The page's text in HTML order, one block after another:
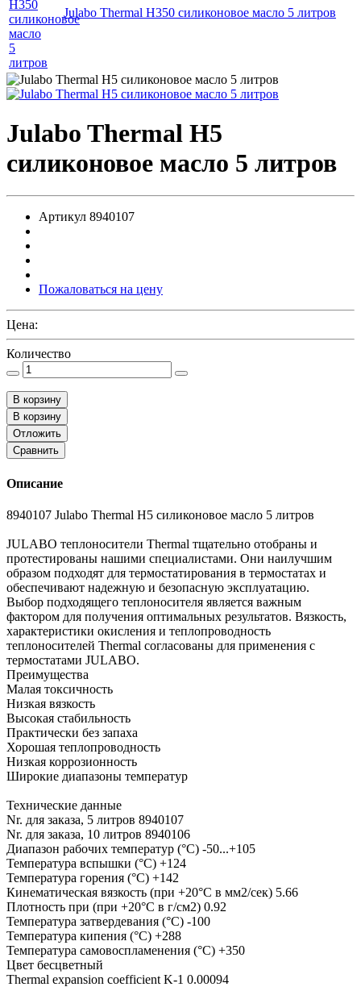
Julabo Thermal H350 силиконовое масло 5 литров
Julabo Thermal H5
силиконовое масло 5 литров
Артикул 8940107
Пожаловаться на цену
Цена:
Количество
В корзину
В корзину
Отложить
Сравнить
Описание
8940107 Julabo Thermal H5 силиконовое масло 5 литров
JULABO теплоносители Thermal тщательно отобраны и
протестированы нашими специалистами. Они наилучшим
образом подходят для термостатирования в термостатах и
обеспечивают надежную и безопасную эксплуатацию.
Выбор подходящего теплоносителя является важным
фактором для получения оптимальных результатов. Вязкость,
характеристики окисления и теплопроводность
теплоносителей Thermal согласованы для применения с
термостатами JULABO.
Преимущества
Малая токсичность
Низкая вязкость
Высокая стабильность
Практически без запаха
Хорошая теплопроводность
Низкая коррозионность
Широкие диапазоны температур
Технические данные
Nr. для заказа, 5 литров 8940107
Nr. для заказа, 10 литров 8940106
Диапазон рабочих температур (°C) -50...+105
Температура вспышки (°С) +124
Температура горения (°С) +142
Кинематическая вязкость (при +20°С в мм2/сек) 5.66
Плотность при (при +20°С в г/см2) 0.92
Температура затвердевания (°С) -100
Температура кипения (°С) +288
Температура самовоспламенения (°С) +350
Цвет бесцветный
Thermal expansion coefficient K-1 0.00094